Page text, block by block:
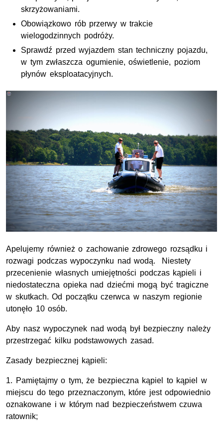
skrzyżowaniami.
Obowiązkowo rób przerwy w trakcie
wielogodzinnych podróży.
Sprawdź przed wyjazdem stan techniczny pojazdu,
w tym zwłaszcza ogumienie, oświetlenie, poziom
płynów eksploatacyjnych.
Apelujemy również o zachowanie zdrowego rozsądku i
rozwagi podczas wypoczynku nad wodą. Niestety
przecenienie własnych umiejętności podczas kąpieli i
niedostateczna opieka nad dziećmi mogą być tragiczne
w skutkach. Od początku czerwca w naszym regionie
utonęło 10 osób.
Aby nasz wypoczynek nad wodą był bezpieczny należy
przestrzegać kilku podstawowych zasad.
Zasady bezpiecznej kąpieli:
1. Pamiętajmy o tym, że bezpieczna kąpiel to kąpiel w
miejscu do tego przeznaczonym, które jest odpowiednio
oznakowane i w którym nad bezpieczeństwem czuwa
ratownik;